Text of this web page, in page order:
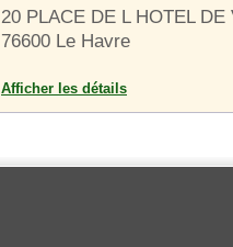
20 PLACE DE L HOTEL DE
76600 Le Havre
Afficher les détails